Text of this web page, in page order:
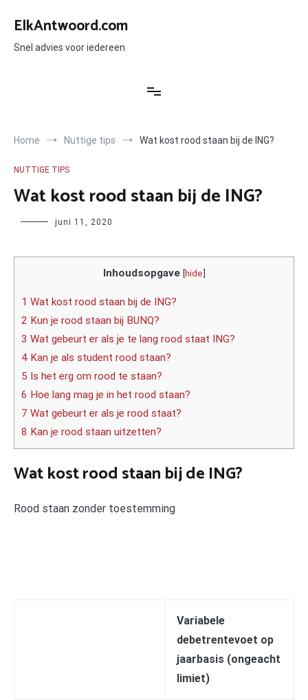
naar
inhoud
ElkAntwoord.com
Snel advies voor iedereen
Home Nuttige tips Wat kost rood staan bij de ING?
NUTTIGE TIPS
Wat kost rood staan bij de ING?
Author juni 11, 2020
Inhoudsopgave [hide]
1 Wat kost rood staan bij de ING?
2 Kun je rood staan bij BUNQ?
3 Wat gebeurt er als je te lang rood staat ING?
4 Kan je als student rood staan?
5 Is het erg om rood te staan?
6 Hoe lang mag je in het rood staan?
7 Wat gebeurt er als je rood staat?
8 Kan je rood staan uitzetten?
Wat kost rood staan bij de ING?
Rood staan zonder toestemming
Variabele
debetrentevoet op
jaarbasis (ongeacht
limiet)